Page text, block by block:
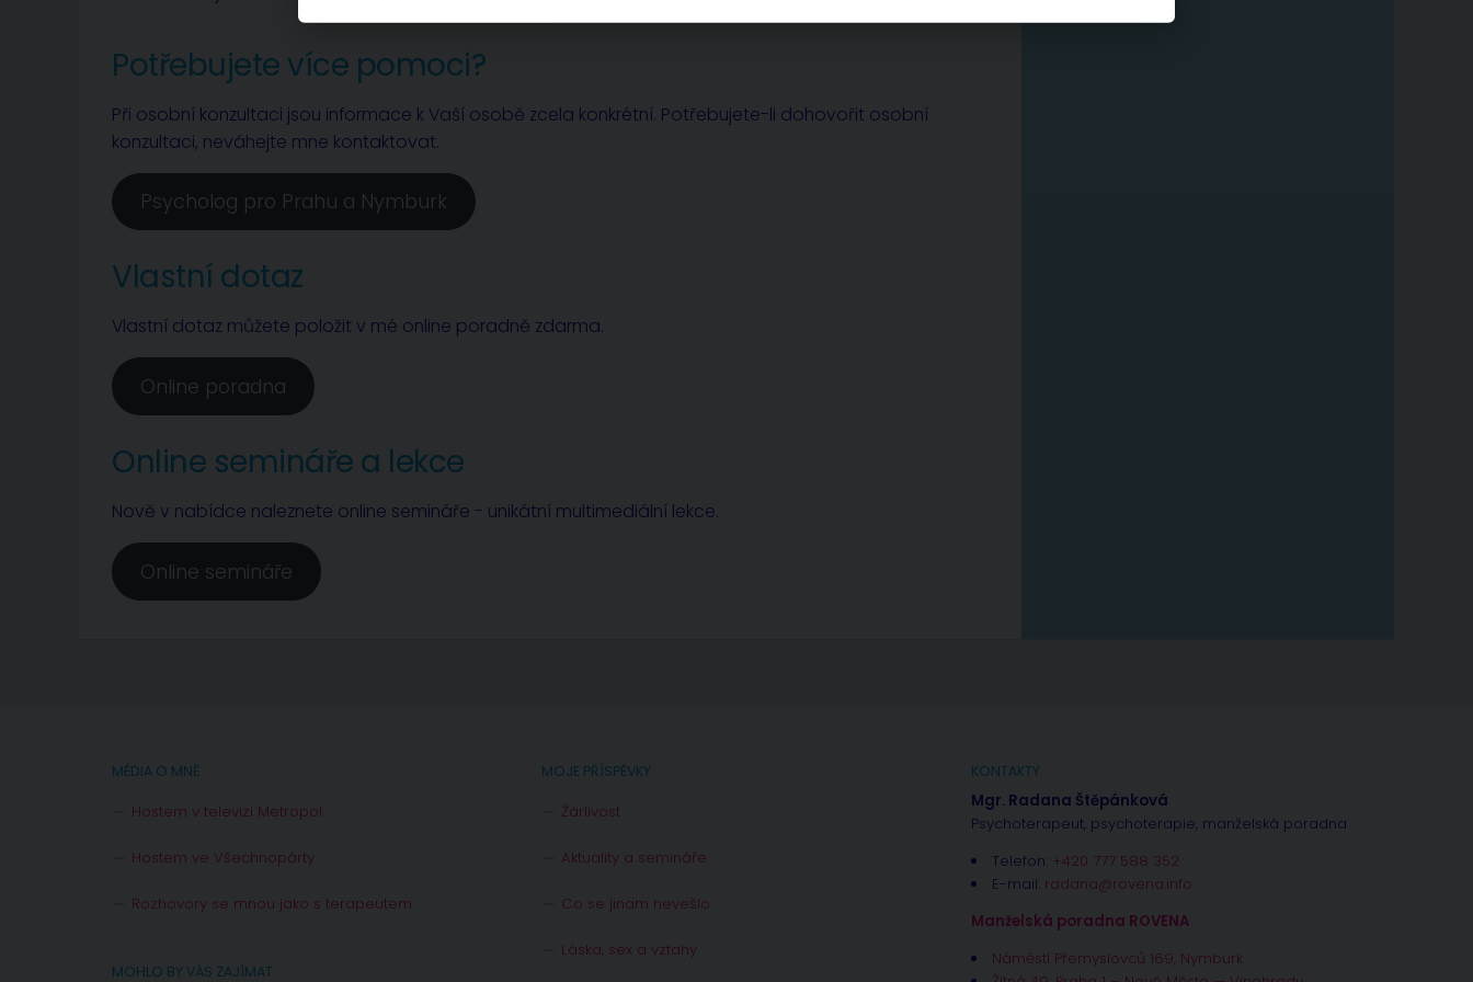
Potřebujete více pomoci?
Při osobní konzultaci jsou informace k Vaší osobě zcela konkrétní. Potřebujete-li dohovořit osobní
konzultaci, neváhejte mne kontaktovat.
Psycholog pro Prahu a Nymburk
Vlastní dotaz
Vlastní dotaz můžete položit v mé online poradně zdarma.
Online poradna
Online semináře a lekce
Nově v nabídce naleznete online semináře - unikátní multimediální lekce.
Online semináře
MÉDIA O MNĚ
Hostem v televizi Metropol
Hostem ve Všechnopárty
Rozhovory se mnou jako s terapeutem
MOHLO BY VÁS ZAJÍMAT
MOJE PŘÍSPĚVKY
Žárlivost
Aktuality a semináře
Co se jinam nevešlo
Láska, sex a vztahy
KONTAKTY
Mgr. Radana Štěpánková
Psychoterapeut, psychoterapie, manželská poradna
Telefon: +420 777 588 352
E-mail: radana@rovena.info
Manželská poradna ROVENA
Náměstí Přemyslovců 169, Nymburk